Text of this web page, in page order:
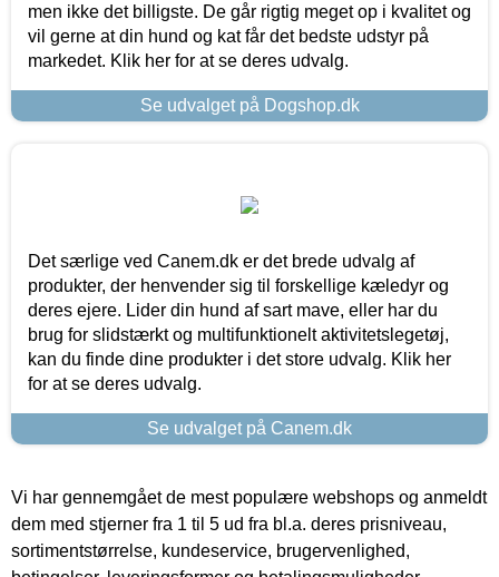
men ikke det billigste. De går rigtig meget op i kvalitet og
vil gerne at din hund og kat får det bedste udstyr på
markedet. Klik her for at se deres udvalg.
Se udvalget på Dogshop.dk
Det særlige ved Canem.dk er det brede udvalg af
produkter, der henvender sig til forskellige kæledyr og
deres ejere. Lider din hund af sart mave, eller har du
brug for slidstærkt og multifunktionelt aktivitetslegetøj,
kan du finde dine produkter i det store udvalg. Klik her
for at se deres udvalg.
Se udvalget på Canem.dk
Vi har gennemgået de mest populære webshops og anmeldt
dem med stjerner fra 1 til 5 ud fra bl.a. deres prisniveau,
sortimentstørrelse, kundeservice, brugervenlighed,